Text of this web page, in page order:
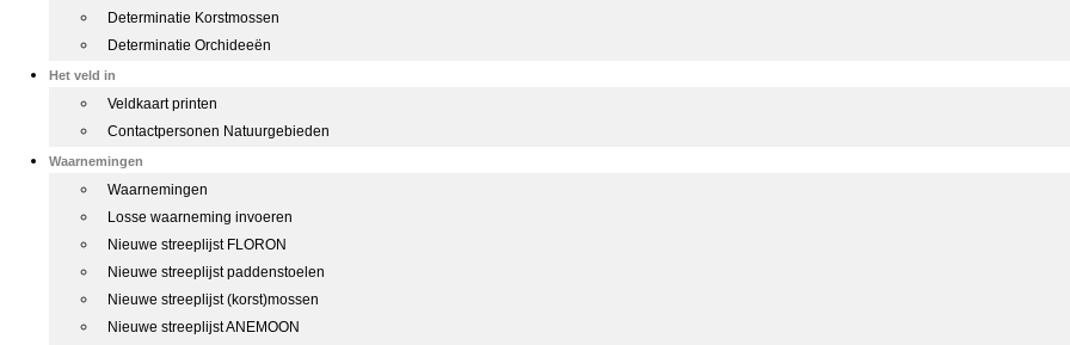
Determinatie Korstmossen
Determinatie Orchideeën
Het veld in
Veldkaart printen
Contactpersonen Natuurgebieden
Waarnemingen
Waarnemingen
Losse waarneming invoeren
Nieuwe streeplijst FLORON
Nieuwe streeplijst paddenstoelen
Nieuwe streeplijst (korst)mossen
Nieuwe streeplijst ANEMOON